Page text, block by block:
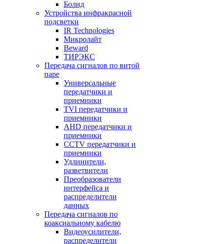
Болид
Устройства инфракрасной
подсветки
IR Technologies
Микролайт
Beward
ТИРЭКС
Передача сигналов по витой
паре
Универсальные
передатчики и
приемники
TVI передатчики и
приемники
AHD передатчики и
приемники
CCTV передатчики и
приемники
Удлинители,
разветвители
Преобразователи
интерфейса и
распределители
данных
Передача сигналов по
коаксиальному кабелю
Видеоусилители,
распределители